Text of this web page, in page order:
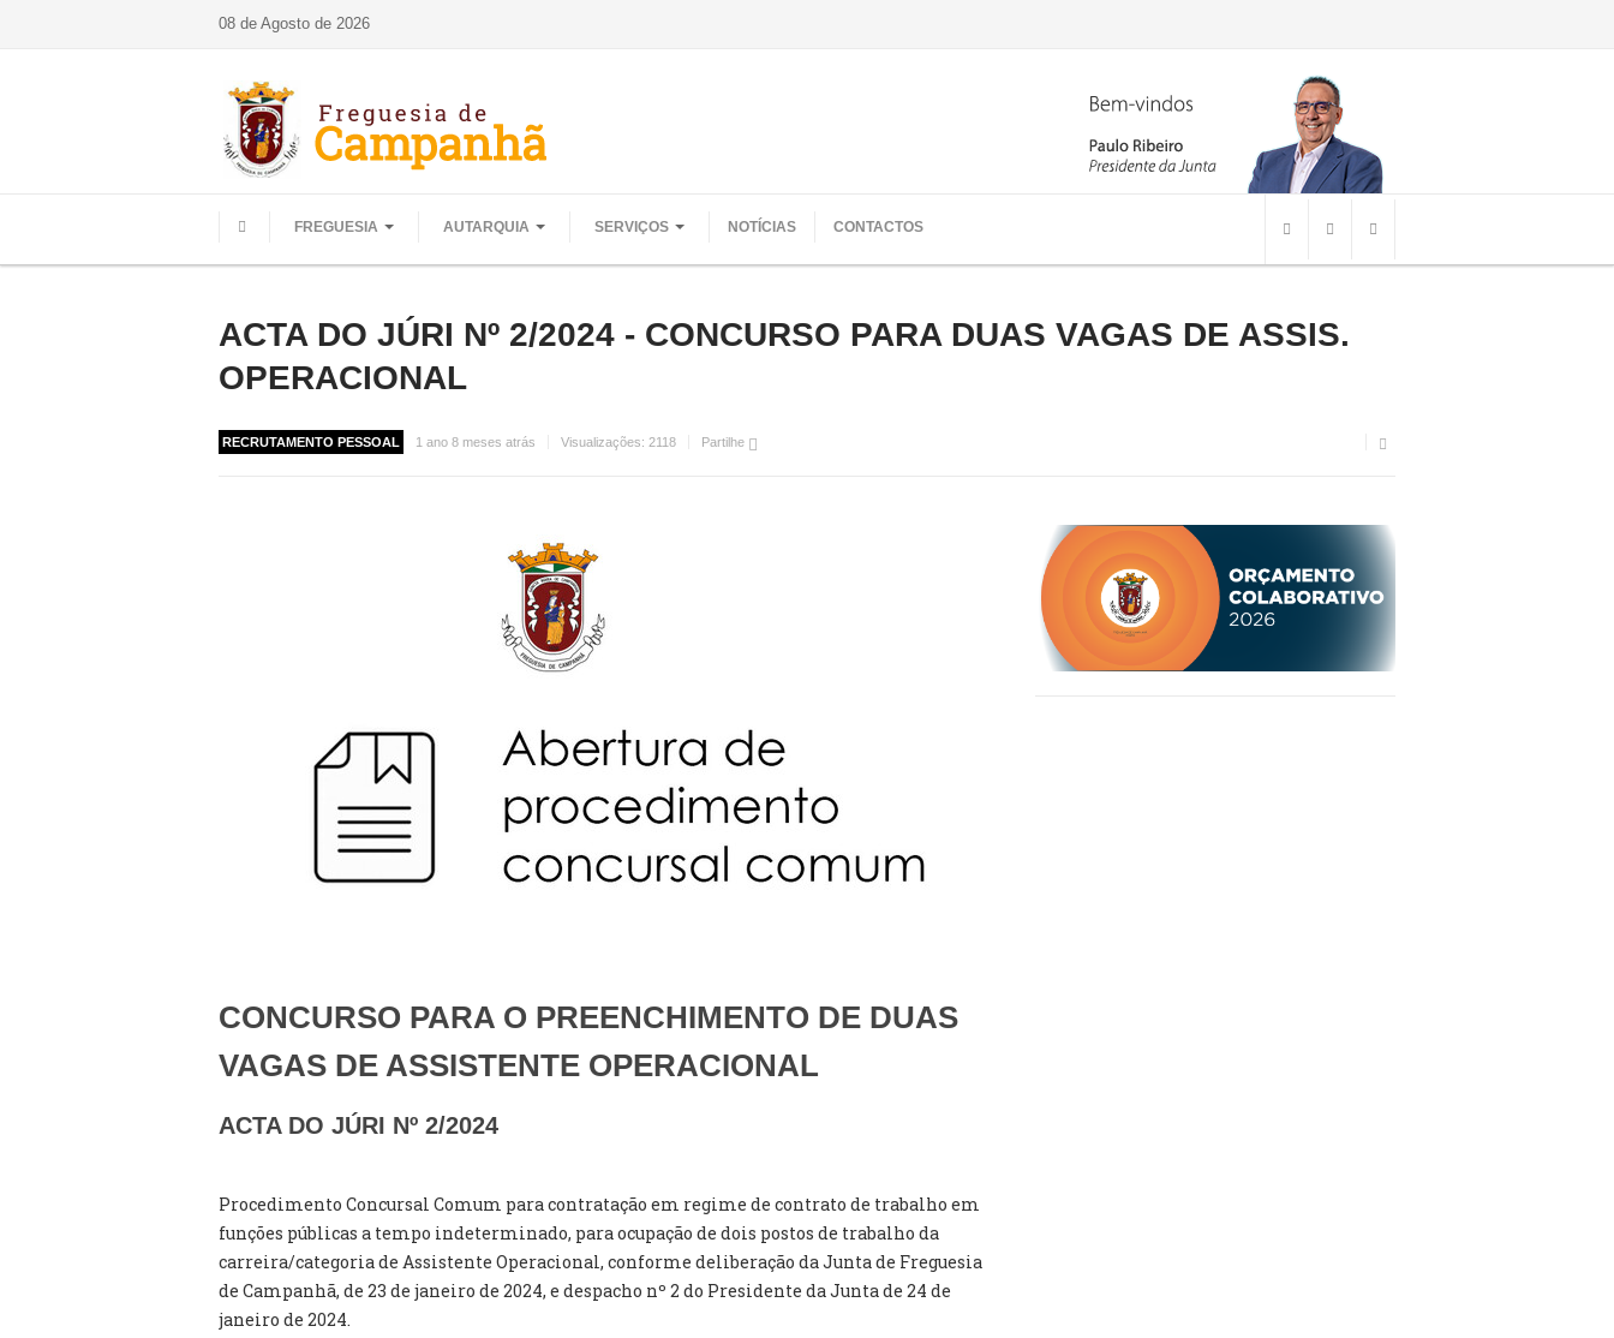
08 de Agosto de 2026
FREGUESIA AUTARQUIA SERVIÇOS NOTÍCIAS CONTACTOS
ACTA DO JÚRI Nº 2/2024 - CONCURSO PARA DUAS VAGAS DE ASSIS.
OPERACIONAL
RECRUTAMENTO PESSOAL 1 ano 8 meses atrás Visualizações: 2118 Partilhe
CONCURSO PARA O PREENCHIMENTO DE DUAS
VAGAS DE ASSISTENTE OPERACIONAL
ACTA DO JÚRI Nº 2/2024
Procedimento Concursal Comum para contratação em regime de contrato de trabalho em
funções públicas a tempo indeterminado, para ocupação de dois postos de trabalho da
carreira/categoria de Assistente Operacional, conforme deliberação da Junta de Freguesia
de Campanhã, de 23 de janeiro de 2024, e despacho nº 2 do Presidente da Junta de 24 de
janeiro de 2024.